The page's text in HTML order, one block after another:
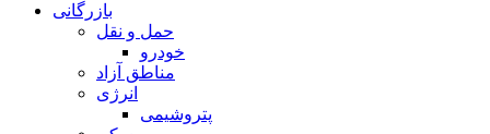
بازرگانی
حمل و نقل
خودرو
مناطق آزاد
انرژی
پتروشیمی